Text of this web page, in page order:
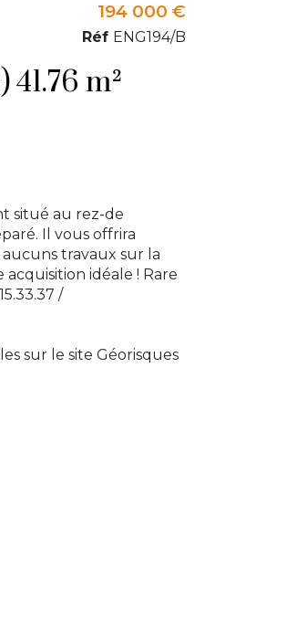
Appartement 2 pièce(s) 1 chambre(s) 41.76 m²
194 000 €
Réf ENG194/B
situé au rez-de
Il vous offrira
travaux sur la
idéale ! Rare
/
sur le site Géorisques